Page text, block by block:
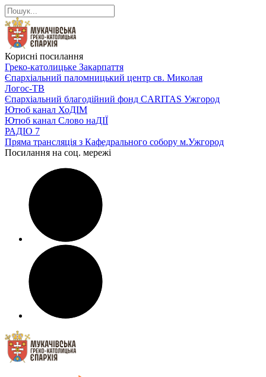
Корисні посилання
Греко-католицьке Закарпаття
Єпархіальний паломницький центр св. Миколая
Логос-ТВ
Єпархіальний благодійний фонд CARITAS Ужгород
Ютюб канал ХоДІМ
Ютюб канал Слово наДІЇ
РАДІО 7
Пряма трансляція з Кафедрального собору м.Ужгород
Посилання на соц. мережі